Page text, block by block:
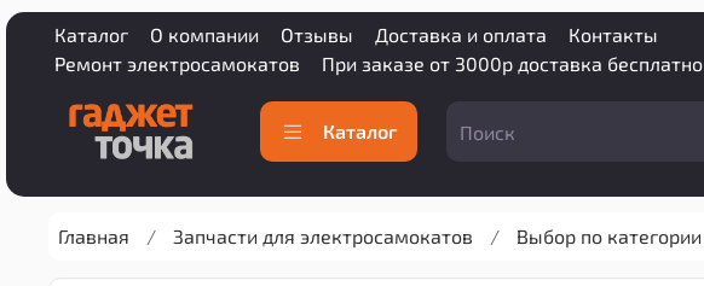
Каталог О компании Отзывы Доставка и оплата
Контакты
Ремонт электросамокатов
При заказе от 3000р доставка бесплатно
Каталог
Главная Запчасти для электросамокатов Выбор по категории